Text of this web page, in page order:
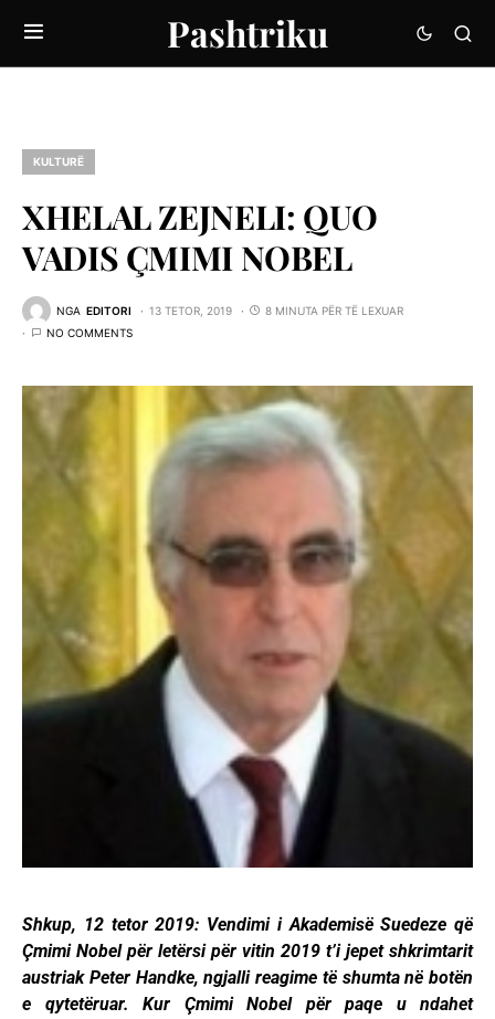
Pashtriku
KULTURË
XHELAL ZEJNELI: QUO
VADIS ÇMIMI NOBEL
NGA EDITORI 13 TETOR, 2019
8 MINUTA PËR TË LEXUAR
NO COMMENTS
Shkup, 12 tetor 2019: Vendimi i Akademisë Suedeze që
Çmimi Nobel për letërsi për vitin 2019 t’i jepet shkrimtarit
austriak Peter Handke, ngjalli reagime të shumta në botën
e qytetëruar. Kur Çmimi Nobel për paqe u ndahet